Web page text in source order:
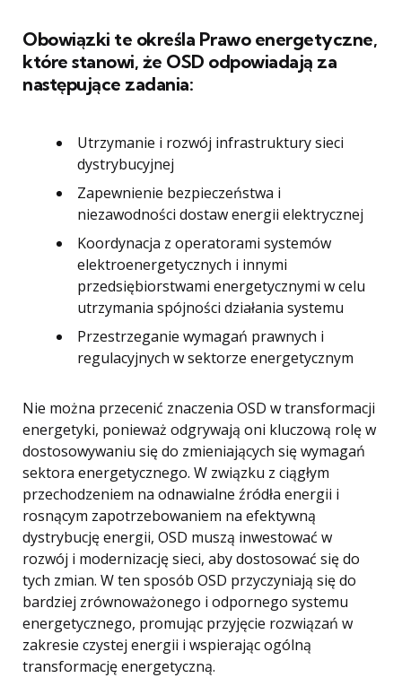
Obowiązki te określa Prawo energetyczne,
które stanowi, że OSD odpowiadają za
następujące zadania:
Utrzymanie i rozwój infrastruktury sieci
dystrybucyjnej
Zapewnienie bezpieczeństwa i
niezawodności dostaw energii elektrycznej
Koordynacja z operatorami systemów
elektroenergetycznych i innymi
przedsiębiorstwami energetycznymi w celu
utrzymania spójności działania systemu
Przestrzeganie wymagań prawnych i
regulacyjnych w sektorze energetycznym
Nie można przecenić znaczenia OSD w transformacji
energetyki, ponieważ odgrywają oni kluczową rolę w
dostosowywaniu się do zmieniających się wymagań
sektora energetycznego. W związku z ciągłym
przechodzeniem na odnawialne źródła energii i
rosnącym zapotrzebowaniem na efektywną
dystrybucję energii, OSD muszą inwestować w
rozwój i modernizację sieci, aby dostosować się do
tych zmian. W ten sposób OSD przyczyniają się do
bardziej zrównoważonego i odpornego systemu
energetycznego, promując przyjęcie rozwiązań w
zakresie czystej energii i wspierając ogólną
transformację energetyczną.